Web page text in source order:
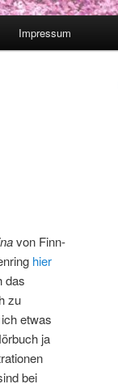
Impressum
von Finn-
hier
das
zu
etwas
ja
bei